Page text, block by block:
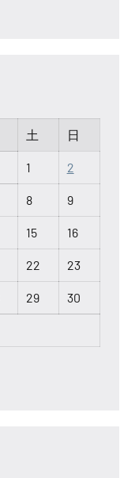
土 日
1 2
8 9
15 16
22 23
29 30